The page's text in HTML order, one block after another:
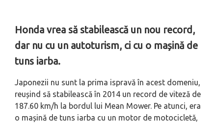
Honda vrea să stabilească un nou record,
dar nu cu un autoturism, ci cu o mașină de
tuns iarba.
Japonezii nu sunt la prima ispravă în acest domeniu,
reușind să stabilească în 2014 un record de viteză de
187.60 km/h la bordul lui Mean Mower. Pe atunci, era
o mașină de tuns iarba cu un motor de motocicletă,